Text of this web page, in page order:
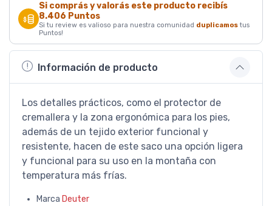
Si comprás y valorás este producto recibís
8.406 Puntos
Si tu review es valioso para nuestra comunidad duplicamos tus
Puntos!
Información de producto
Los detalles prácticos, como el protector de
cremallera y la zona ergonómica para los pies,
además de un tejido exterior funcional y
resistente, hacen de este saco una opción ligera
y funcional para su uso en la montaña con
temperatura más frías.
Marca Deuter